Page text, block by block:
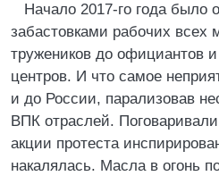
Начало 2017-го года было
забастовками рабочих всех
тружеников до официантов
центров. И что самое
и до России, парализовав
ВПК отраслей.
акции протеста
накалялась. Масла в огонь